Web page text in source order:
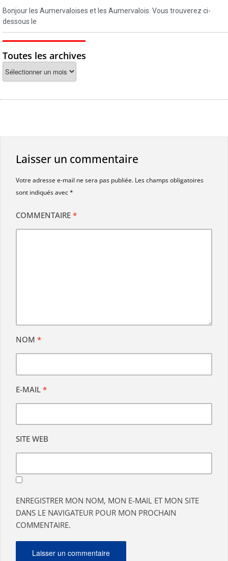
Bonjour les Aumervaloises et les Aumervalois. Vous trouverez ci-
dessous le
Toutes les archives
Laisser un commentaire
Votre adresse e-mail ne sera pas publiée. Les champs obligatoires
sont indiqués avec*
COMMENTAIRE *
NOM *
E-MAIL *
SITE WEB
ENREGISTRER MON NOM, MON E-MAIL ET MON SITE
DANS LE NAVIGATEUR POUR MON PROCHAIN
COMMENTAIRE.